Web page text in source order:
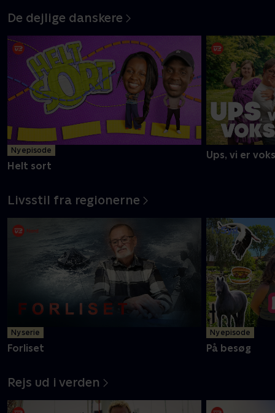
De dejlige danskere
Ny episode
Helt sort
Ups, vi er
Livsstil fra regionerne
Ny serie
Forliset
Ny episode
På besøg
Rejs ud i verden